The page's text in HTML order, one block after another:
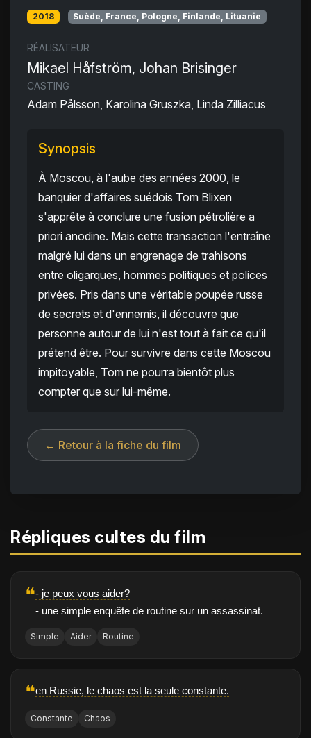
2018 Suède, France, Pologne, Finlande, Lituanie
RÉALISATEUR
Mikael Håfström, Johan Brisinger
CASTING
Adam Pålsson, Karolina Gruszka, Linda Zilliacus
Synopsis
À Moscou, à l'aube des années 2000, le
banquier d'affaires suédois Tom Blixen
s'apprête à conclure une fusion pétrolière a
priori anodine. Mais cette transaction l'entraîne
malgré lui dans un engrenage de trahisons
entre oligarques, hommes politiques et polices
privées. Pris dans une véritable poupée russe
de secrets et d'ennemis, il découvre que
personne autour de lui n'est tout à fait ce qu'il
prétend être. Pour survivre dans cette Moscou
impitoyable, Tom ne pourra bientôt plus
compter que sur lui-même.
← Retour à la fiche du film
Répliques cultes du film
❝- je peux vous aider?
- une simple enquête de routine sur un assassinat.
Simple Aider Routine
❝en Russie, le chaos est la seule constante.
Constante Chaos